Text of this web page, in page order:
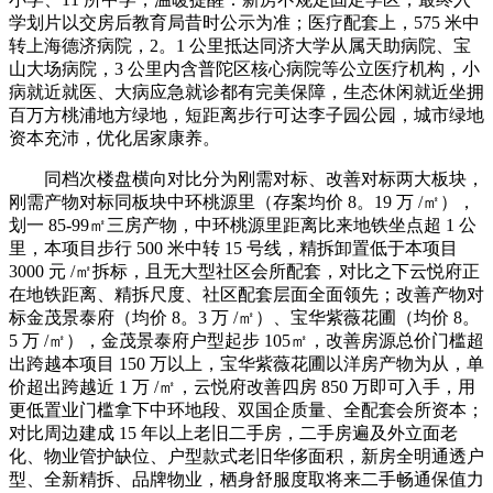
学划片以交房后教育局昔时公示为准；医疗配套上，575 米中
转上海德济病院，2。1 公里抵达同济大学从属天助病院、宝
山大场病院，3 公里内含普陀区核心病院等公立医疗机构，小
病就近就医、大病应急就诊都有完美保障，生态休闲就近坐拥
百万方桃浦地方绿地，短距离步行可达李子园公园，城市绿地
资本充沛，优化居家康养。
同档次楼盘横向对比分为刚需对标、改善对标两大板块，
刚需产物对标同板块中环桃源里（存案均价 8。19 万 /㎡），
划一 85-99㎡三房产物，中环桃源里距离比来地铁坐点超 1 公
里，本项目步行 500 米中转 15 号线，精拆卸置低于本项目
3000 元 /㎡拆标，且无大型社区会所配套，对比之下云悦府正
在地铁距离、精拆尺度、社区配套层面全面领先；改善产物对
标金茂景泰府（均价 8。3 万 /㎡）、宝华紫薇花圃（均价 8。
5 万 /㎡），金茂景泰府户型起步 105㎡，改善房源总价门槛超
出跨越本项目 150 万以上，宝华紫薇花圃以洋房产物为从，单
价超出跨越近 1 万 /㎡，云悦府改善四房 850 万即可入手，用
更低置业门槛拿下中环地段、双国企质量、全配套会所资本；
对比周边建成 15 年以上老旧二手房，二手房遍及外立面老
化、物业管护缺位、户型款式老旧华侈面积，新房全明通透户
型、全新精拆、品牌物业，栖身舒服度取将来二手畅通保值力